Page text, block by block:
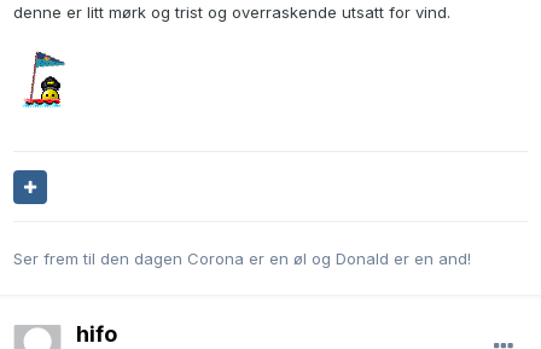
denne er litt mørk og trist og overraskende utsatt for vind.
Ser frem til den dagen Corona er en øl og Donald er en and!
hifo